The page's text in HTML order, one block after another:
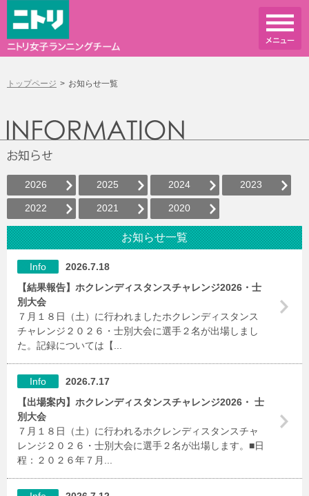
トップページ お知らせ一覧
2026 2025 2024 2023
2022 2021 2020
お知らせ一覧
Info
2026.7.18
【結果報告】ホクレンディスタンスチャレンジ2026・士
別大会
７月１８日（土）に行われましたホクレンディスタンス
チャレンジ２０２６・士別大会に選手２名が出場しまし
た。記録については【...
Info
2026.7.17
【出場案内】ホクレンディスタンスチャレンジ2026・ 士
別大会
７月１８日（土）に行われるホクレンディスタンスチャ
レンジ２０２６・士別大会に選手２名が出場します。■日
程：２０２６年７月...